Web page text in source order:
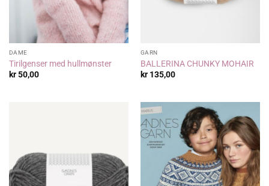
DAME
Tirilgenser med hullmønster
kr50,00
GARN
BALLERINA CHUNKY MOHAIR
kr135,00